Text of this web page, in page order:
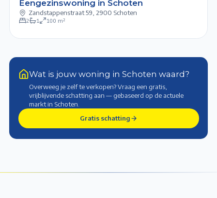
Eengezinswoning in Schoten
Zandstappenstraat 59 2900 Schoten
2 1 100 m²
Wat is jouw woning in Schoten waard?
Overweeg je zelf te verkopen? Vraag een gratis,
vrijblijvende schatting aan — gebaseerd op de actuele
marktin Schoten
Gratis schatting